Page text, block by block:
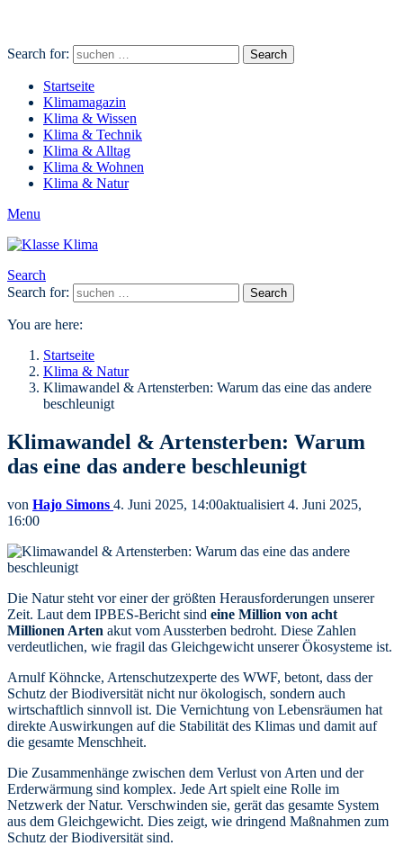
Search for: Search
Startseite
Klimamagazin
Klima & Wissen
Klima & Technik
Klima & Alltag
Klima & Wohnen
Klima & Natur
Menu
Search
Search for:
Search
You are here:
Startseite
Klima & Natur
Klimawandel & Artensterben: Warum das eine das andere
beschleunigt
Klimawandel & Artensterben: Warum
das eine das andere beschleunigt
von Hajo Simons 4. Juni 2025, 14:00aktualisiert 4. Juni 2025,
16:00
Die Natur steht vor einer der größten Herausforderungen unserer
Zeit. Laut dem IPBES-Bericht sind eine Million von acht
Millionen Arten akut vom Aussterben bedroht. Diese Zahlen
verdeutlichen, wie fragil das Gleichgewicht unserer Ökosysteme ist.
Arnulf Köhncke, Artenschutzexperte des WWF, betont, dass der
Schutz der Biodiversität nicht nur ökologisch, sondern auch
wirtschaftlich sinnvoll ist. Die Vernichtung von Lebensräumen hat
direkte Auswirkungen auf die Stabilität des Klimas und damit auf
die gesamte Menschheit.
Die Zusammenhänge zwischen dem Verlust von Arten und der
Erderwärmung sind komplex. Jede Art spielt eine Rolle im
Netzwerk der Natur. Verschwinden sie, gerät das gesamte System
aus dem Gleichgewicht. Dies zeigt, wie dringend Maßnahmen zum
Schutz der Biodiversität sind.